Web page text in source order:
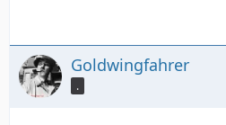
Goldwingfahrer
.